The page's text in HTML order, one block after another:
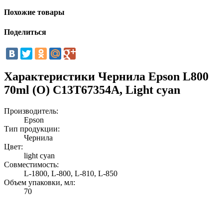
Похожие товары
Поделиться
Характеристики Чернила Epson L800
70ml (О) C13T67354A, Light cyan
Производитель:
Epson
Тип продукции:
Чернила
Цвет:
light cyan
Совместимость:
L-1800, L-800, L-810, L-850
Объем упаковки, мл:
70